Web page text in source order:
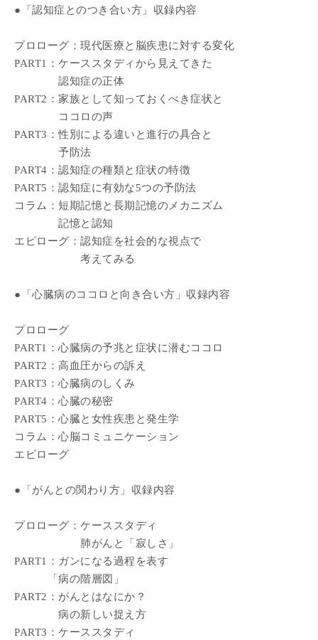
●「認知症とのつき合い方」収録内容
プロローグ：現代医療と脳疾患に対する変化
PART1：ケーススタディから見えてきた
認知症の正体
PART2：家族として知っておくべき症状と
ココロの声
PART3：性別による違いと進行の具合と
予防法
PART4：認知症の種類と症状の特徴
PART5：認知症に有効な5つの予防法
コラム：短期記憶と長期記憶のメカニズム
記憶と認知
エピローグ：認知症を社会的な視点で
考えてみる
●「心臓病のココロと向き合い方」収録内容
プロローグ
PART1：心臓病の予兆と症状に潜むココロ
PART2：高血圧からの訴え
PART3：心臓病のしくみ
PART4：心臓の秘密
PART5：心臓と女性疾患と発生学
コラム：心脳コミュニケーション
エピローグ
●「がんとの関わり方」収録内容
プロローグ：ケーススタディ
肺がんと「寂しさ」
PART1：ガンになる過程を表す
「病の階層図」
PART2：がんとはなにか？
病の新しい捉え方
PART3：ケーススタディ